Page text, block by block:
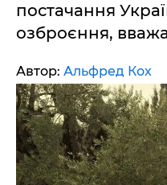
постачання
озброєння,
Автор: Альфред Кох